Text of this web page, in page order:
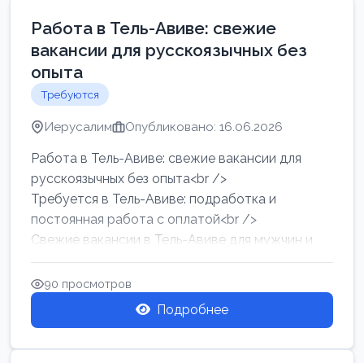
Работа в Тель-Авиве: свежие
вакансии для русскоязычных без
опыта
Требуются
Иерусалим Опубликовано: 16.06.2026
Работа в Тель-Авиве: свежие вакансии для
русскоязычных без опыта<br />
Требуется в Тель-Авиве: подработка и
постоянная работа с оплатой<br />
Свежие вакансии в Тель-Авиве для мужчин и
женщин от хозя...
90 просмотров
Подробнее